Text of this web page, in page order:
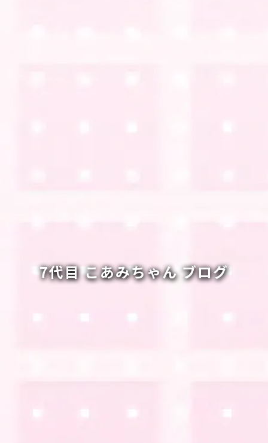
7代目 こあみちゃん ブログ